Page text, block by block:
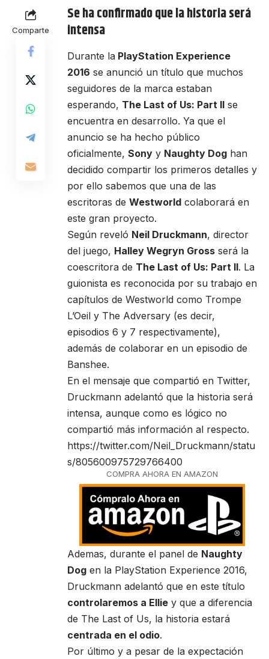
Comparte
Se ha confirmado que la historia será
intensa
Durante la PlayStation Experience
2016 se anunció un título que muchos
seguidores de la marca estaban
esperando, The Last of Us: Part II se
encuentra en desarrollo. Ya que el
anuncio se ha hecho público
oficialmente, Sony y Naughty Dog han
decidido compartir los primeros detalles y
por ello sabemos que una de las
escritoras de Westworld colaborará en
este gran proyecto.
Según reveló Neil Druckmann, director
del juego, Halley Wegryn Gross será la
coescritora de The Last of Us: Part II. La
guionista es reconocida por su trabajo en
capítulos de Westworld como Trompe
L’Oeil y The Adversary (es decir,
episodios 6 y 7 respectivamente),
además de colaborar en un episodio de
Banshee.
En el mensaje que compartió en Twitter,
Druckmann adelantó que la historia será
intensa, aunque como es lógico no
compartió más información al respecto.
https://twitter.com/Neil_Druckmann/statu
s/805600975729766400
COMPRA AHORA EN AMAZON
Ademas, durante el panel de Naughty
Dog en la PlayStation Experience 2016,
Druckmann adelantó que en este título
controlaremos a Ellie y que a diferencia
de The Last of Us, la historia estará
centrada en el odio.
Por último y a pesar de la expectación